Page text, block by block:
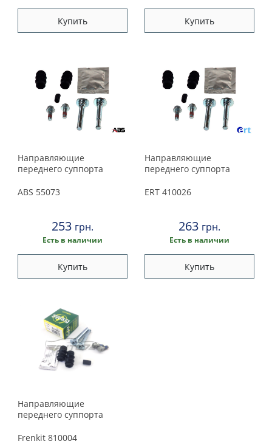
Купить Купить
Направляющие
переднего суппорта
ABS 55073
253 грн.
Есть в наличии
Купить
Направляющие
переднего суппорта
ERT 410026
263 грн.
Есть в наличии
Купить
Направляющие
переднего суппорта
Frenkit 810004